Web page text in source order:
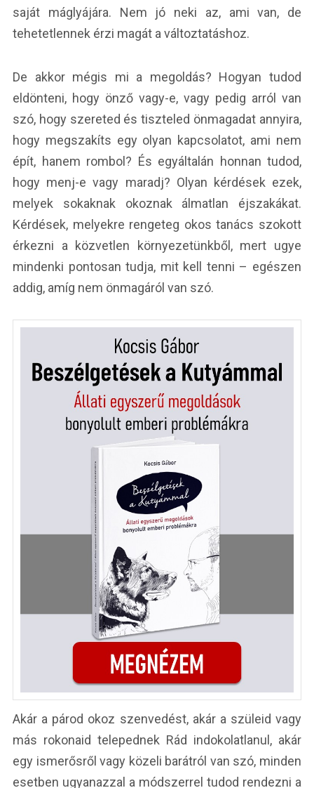
saját máglyájára. Nem jó neki az, ami van, de
tehetetlennek érzi magát a változtatáshoz.
De akkor mégis mi a megoldás? Hogyan tudod
eldönteni, hogy önző vagy-e, vagy pedig arról van
szó, hogy szereted és tiszteled önmagadat annyira,
hogy megszakíts egy olyan kapcsolatot, ami nem
épít, hanem rombol? És egyáltalán honnan tudod,
hogy menj-e vagy maradj? Olyan kérdések ezek,
melyek sokaknak okoznak álmatlan éjszakákat.
Kérdések, melyekre rengeteg okos tanács szokott
érkezni a közvetlen környezetünkből, mert ugye
mindenki pontosan tudja, mit kell tenni – egészen
addig, amíg nem önmagáról van szó.
Akár a párod okoz szenvedést, akár a szüleid vagy
más rokonaid telepednek Rád indokolatlanul, akár
egy ismerősről vagy közeli barátról van szó, minden
esetben ugyanazzal a módszerrel tudod rendezni a